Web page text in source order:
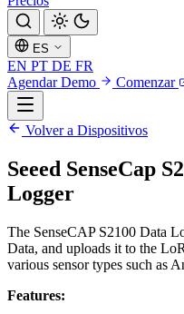
ES
EN PT DE FR
Agendar Demo
Comenzar
Volver a Dispositivos
Seeed SenseCap
Logger
The SenseCAP S2100 Data
Data, and uploads it to the
various sensor types such as
Features: